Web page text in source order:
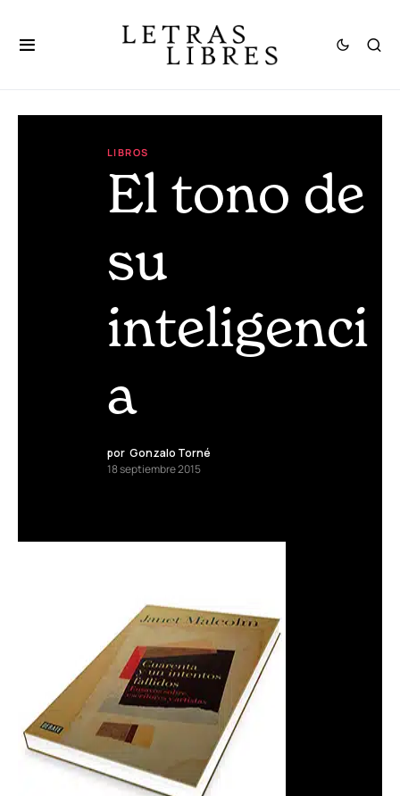
LIBROS
El tono de
su
inteligenci
a
por Gonzalo Torné
18 septiembre 2015